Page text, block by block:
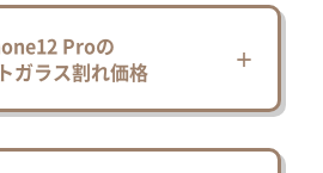
Proの
ガラス割れ価格